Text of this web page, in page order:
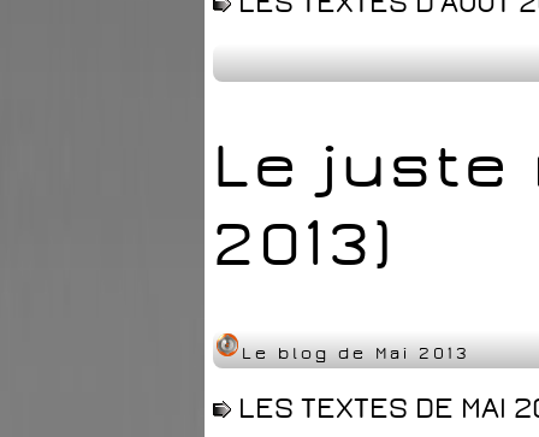
Le juste
2013)
Le blog de Mai 2013
LES TEXTES DE